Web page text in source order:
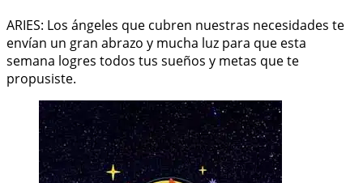
ARIES: Los ángeles que cubren nuestras necesidades te
envían un gran abrazo y mucha luz para que esta
semana logres todos tus sueños y metas que te
propusiste.